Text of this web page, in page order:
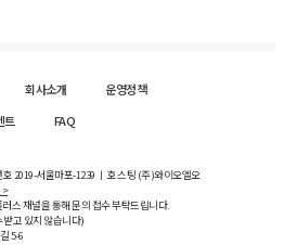
회사소개
운영정책
트 FAQ
2019-서울마포-1239 ㅣ 호스팅 (주)와이오엘오
>
스 채널을 통해 문의 접수 부탁드립니다.
고 있지 않습니다)
5-6